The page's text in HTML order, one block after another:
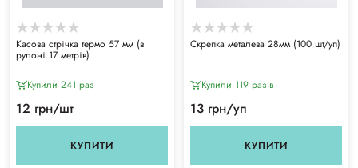
Касова стрічка термо 57 мм (в
рулоні 17 метрів)
Купили 241 раз
12 грн/шт
КУПИТИ
Скрепка металева 28мм (100 шт/уп)
Купили 119 разiв
13 грн/уп
КУПИТИ